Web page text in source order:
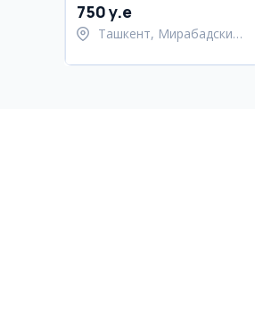
750 y.e
Ташкент, Мирабадский